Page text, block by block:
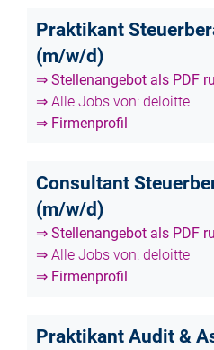
Praktikant
(m/w/d)
⇒ Stellenangebot als PDF
⇒ Alle Jobs von: deloitte
⇒ Firmenprofil
Consultant
(m/w/d)
⇒ Stellenangebot als PDF
⇒ Alle Jobs von: deloitte
⇒ Firmenprofil
Praktikant Audit &